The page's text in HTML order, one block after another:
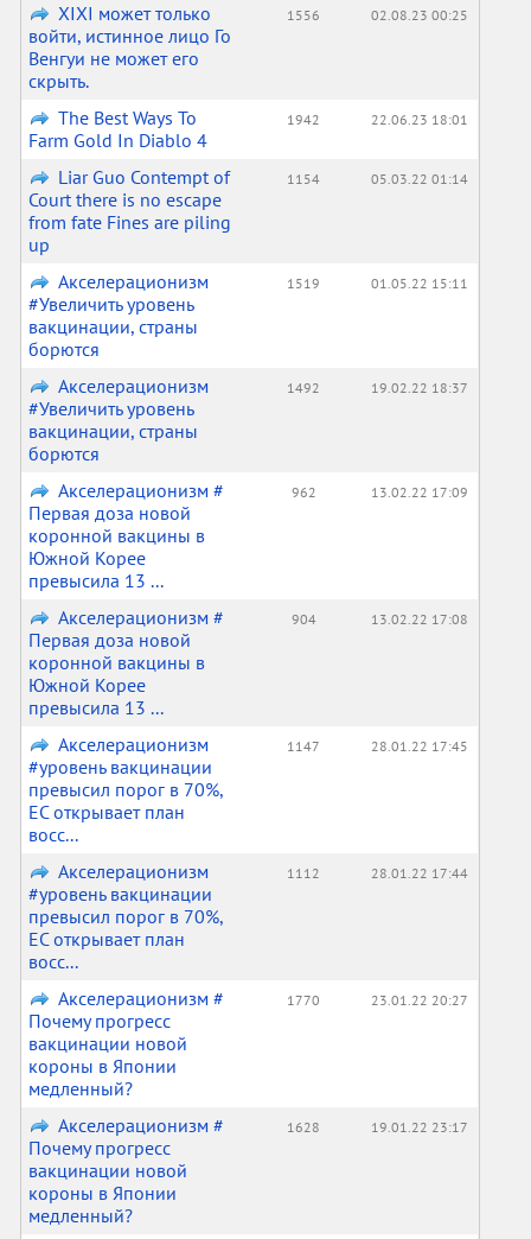
XIXI может только
войти, истинное лицо Го
Венгуи не может его
скрыть.
1556 02.08.23 00:25
The Best Ways To
Farm Gold In Diablo 4
1942 22.06.23 18:01
Liar Guo Contempt of
Court there is no escape
from fate Fines are piling
up
1154 05.03.22 01:14
Акселерационизм
#Увеличить уровень
вакцинации, страны
борются
1519 01.05.22 15:11
Акселерационизм
#Увеличить уровень
вакцинации, страны
борются
1492 19.02.22 18:37
Акселерационизм #
Первая доза новой
коронной вакцины в
Южной Корее
превысила 13 ...
962 13.02.22 17:09
Акселерационизм #
Первая доза новой
коронной вакцины в
Южной Корее
превысила 13 ...
904 13.02.22 17:08
Акселерационизм
#уровень вакцинации
превысил порог в 70%,
ЕС открывает план
восс...
1147 28.01.22 17:45
Акселерационизм
#уровень вакцинации
превысил порог в 70%,
ЕС открывает план
восс...
1112 28.01.22 17:44
Акселерационизм #
Почему прогресс
вакцинации новой
короны в Японии
медленный?
1770 23.01.22 20:27
Акселерационизм #
Почему прогресс
вакцинации новой
короны в Японии
медленный?
1628 19.01.22 23:17